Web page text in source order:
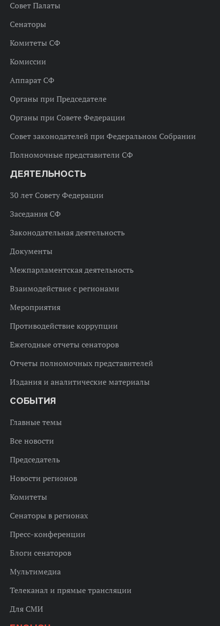
Совет Палаты
Сенаторы
Комитеты СФ
Комиссии
Аппарат СФ
Органы при Председателе
Органы при Совете Федерации
Совет законодателей при Федеральном Собрании
Полномочные представители СФ
ДЕЯТЕЛЬНОСТЬ
30 лет Совету Федерации
Заседания СФ
Законодательная деятельность
Документы
Межпарламентская деятельность
Взаимодействие с регионами
Мероприятия
Противодействие коррупции
Ежегодные отчеты сенаторов
Отчеты полномочных представителей
Издания и аналитические материалы
СОБЫТИЯ
Главные темы
Все новости
Председатель
Новости регионов
Комитеты
Сенаторы в регионах
Пресс-конференции
Блоги сенаторов
Мультимедиа
Телеканал и прямые трансляции
Для СМИ